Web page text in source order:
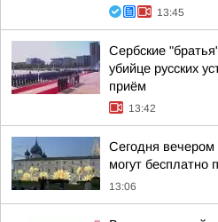
13:45
Сербские
убийце русских
приём
13:42
Сегодня вечером
могут бесплатно
13:06